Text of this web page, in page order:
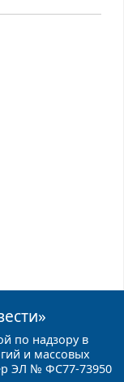
по надзору в
и массовых
ЭЛ № ФС77-73950